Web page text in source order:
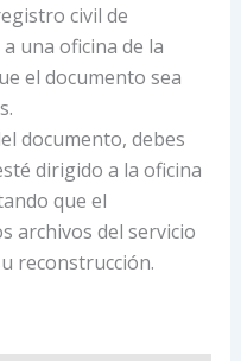
civil de
una oficina de la
el documento sea
documento, debes
dirigido a la oficina
que el
archivos del servicio
reconstrucción.